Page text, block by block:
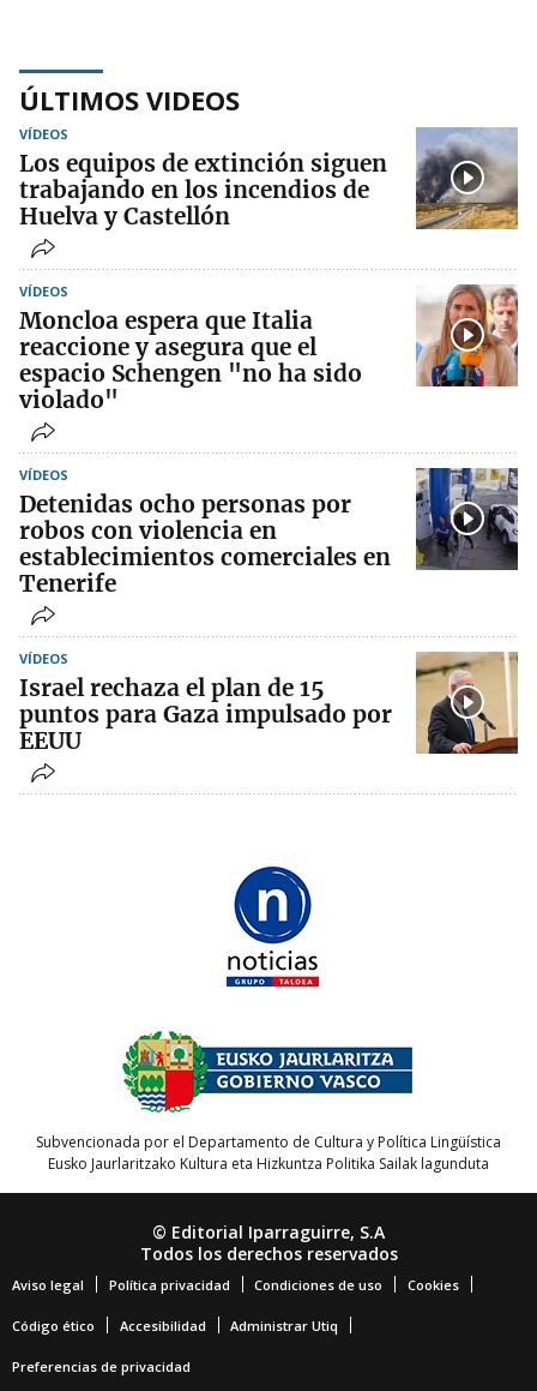
ÚLTIMOS VIDEOS
VÍDEOS
Los equipos de extinción siguen
trabajando en los incendios de
Huelva y Castellón
VÍDEOS
Moncloa espera que Italia
reaccione y asegura que el
espacio Schengen "no ha sido
violado"
VÍDEOS
Detenidas ocho personas por
robos con violencia en
establecimientos comerciales en
Tenerife
VÍDEOS
Israel rechaza el plan de 15
puntos para Gaza impulsado por
EEUU
Subvencionada por el Departamento de Cultura y Política Lingüística
Eusko Jaurlaritzako Kultura eta Hizkuntza Politika Sailak lagunduta
© Editorial Iparraguirre, S.A
Todos los derechos reservados
Aviso legal Política privacidad Condiciones de uso Cookies
Código ético Accesibilidad Administrar Utiq
Preferencias de privacidad